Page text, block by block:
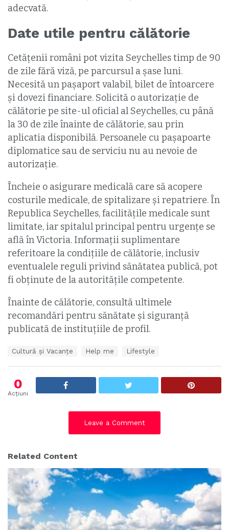
adecvată.
Date utile pentru călătorie
Cetățenii români pot vizita Seychelles timp de 90
de zile fără viză, pe parcursul a şase luni.
Necesită un paşaport valabil, bilet de întoarcere
şi dovezi financiare. Solicită o autorizaţie de
călătorie pe site-ul oficial al Seychelles, cu până
la 30 de zile înainte de călătorie, sau prin
aplicatia disponibilă. Persoanele cu pașapoarte
diplomatice sau de serviciu nu au nevoie de
autorizație.
Încheie o asigurare medicală care să acopere
costurile medicale, de spitalizare și repatriere. În
Republica Seychelles, facilitățile medicale sunt
limitate, iar spitalul principal pentru urgenţe se
află în Victoria. Informații suplimentare
referitoare la condițiile de călătorie, inclusiv
eventualele reguli privind sănătatea publică, pot
fi obţinute de la autoritățile competente.
Înainte de călătorie, consultă ultimele
recomandări pentru sănătate și siguranță
publicată de instituțiile de profil.
Cultură și Vacanțe Help me Lifestyle
0
Acțiuni
Leave a Comment
Related Content